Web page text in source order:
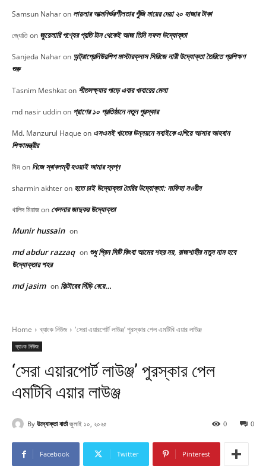
Samsun Naharon লায়লার আত্মনির্ভরশীলতার পুঁজি মায়ের দেয়া ২০ হাজার টাকা
জ্যোতিon জুয়েলারি পণ্যের প্রতি টান থেকেই আজ তিনি সফল উদ্যোক্তা
Sanjeda Naharon অন্ট্রাপ্রেনিউরশিপ মাস্টারক্লাস সিরিজে নারী উদ্যোক্তা তৈরিতে প্রশিক্ষণ
শুরু
Tasnim Meshkaton শীতলক্ষ্যার পাড়ে এবার খাবারের মেলা
md nasir uddinon প্রাণের ১০ প্রতিষ্ঠানে নতুন পুরস্কার
Md. Manzurul Haque on এসএমই খাতের উন্নয়নে সবাইকে এগিয়ে আসার আহবান
শিক্ষামন্ত্রীর
মিমon নিজে স্বাবলম্বী হওয়াই আমার স্বপ্ন
sharmin akhteron হতে চাই উদ্যোক্তা তৈরির উদ্যোক্তা: নাফিহা নওরীন
খালিদ মিরাজon খেলনার জাদুকর উদ্যোক্তা
Munir hussain on
md abdur razzaq on শুধু গ্রিন সিটি কিংবা আমের শহর নয়, রাজশাহীর নতুন নাম হবে
উদ্যোক্তার শহর
md jasim on ফিল্টারের সিঁড়ি বেয়ে…